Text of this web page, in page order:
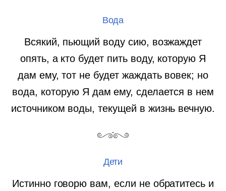
Вода
Всякий, пьющий воду сию, возжаждет
опять, а кто будет пить воду, которую Я
дам ему, тот не будет жаждать вовек; но
вода, которую Я дам ему, сделается в нем
источником воды, текущей в жизнь вечную.
Дети
Истинно говорю вам, если не обратитесь и